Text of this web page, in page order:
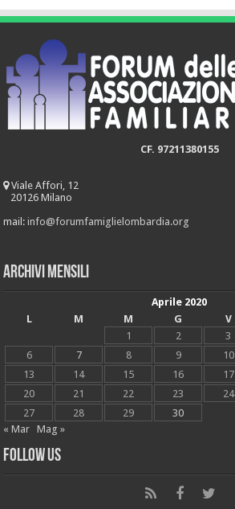
CF. 97211380155
Viale Affori, 12
20126 Milano
mail:info@forumfamiglielombardia.org
Archivi mensili
Aprile 2020
L
M M G V
1
2 3
6
7 8 9 10
13
14 15 16 17
20
21 22 23 24
27
28 29
30
« Mar
Mag »
Follow Us